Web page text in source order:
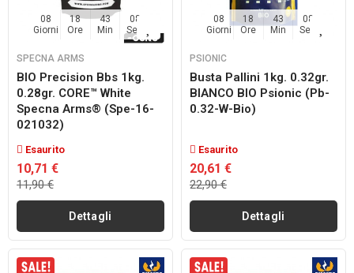
08
Giorni
18
Ore
43
Min
07
Sec
SPECNA ARMS
BIO Precision Bbs 1kg.
0.28gr. CORE™ White
Specna Arms® (spe-16-
021032)
Esaurito
10,71 €
11,90 €
Dettagli
08
Giorni
18
Ore
43
Min
07
Sec
PSIONIC
Busta Pallini 1kg. 0.32gr.
BIANCO BIO Psionic (pb-
0.32-W-Bio)
Esaurito
20,61 €
22,90 €
Dettagli